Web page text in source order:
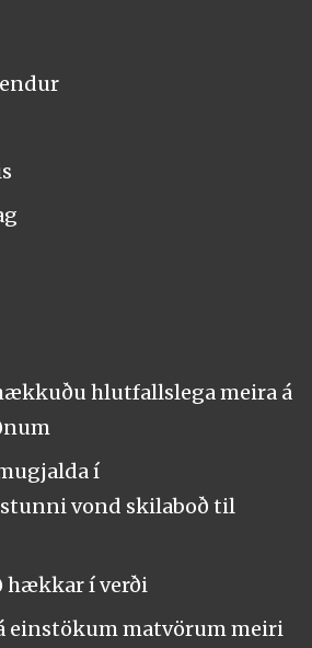
hlutfallslega meira á
í
vond skilaboð til
hækkar í verði
einstökum matvörum meiri